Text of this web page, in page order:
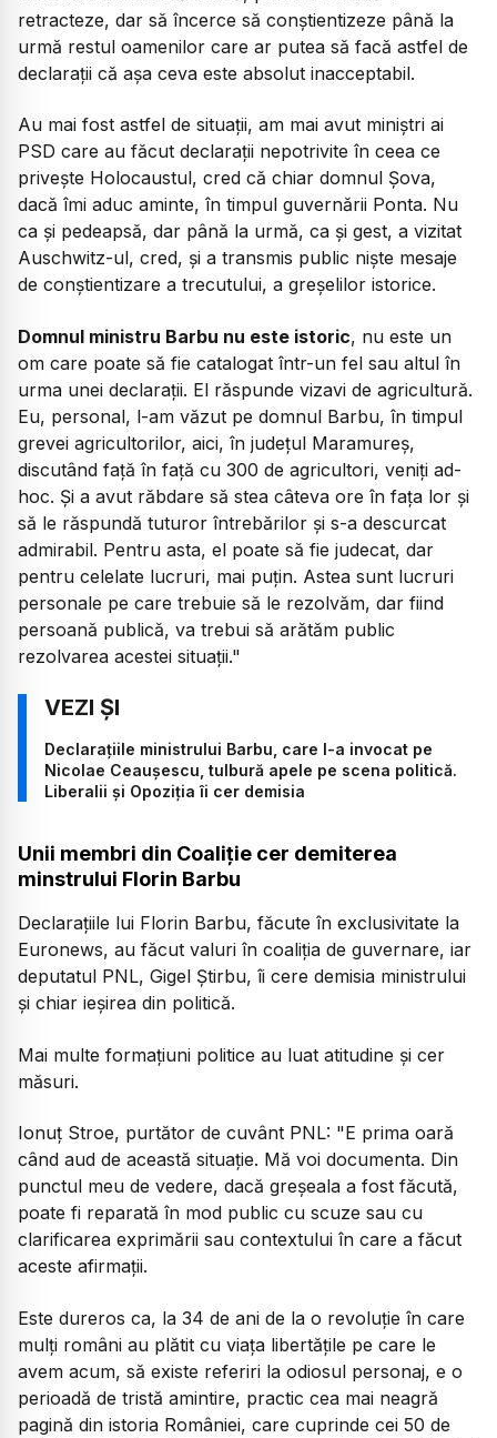
retracteze, dar să încerce să conștientizeze până la
urmă restul oamenilor care ar putea să facă astfel de
declarații că așa ceva este absolut inacceptabil.
Au mai fost astfel de situații, am mai avut miniștri ai
PSD care au făcut declarații nepotrivite în ceea ce
privește Holocaustul, cred că chiar domnul Șova,
dacă îmi aduc aminte, în timpul guvernării Ponta. Nu
ca și pedeapsă, dar până la urmă, ca și gest, a vizitat
Auschwitz-ul, cred, și a transmis public niște mesaje
de conștientizare a trecutului, a greșelilor istorice.
Domnul ministru Barbu nu este istoric, nu este un
om care poate să fie catalogat într-un fel sau altul în
urma unei declarații. El răspunde vizavi de agricultură.
Eu, personal, l-am văzut pe domnul Barbu, în timpul
grevei agricultorilor, aici, în județul Maramureș,
discutând față în față cu 300 de agricultori, veniți ad-
hoc. Și a avut răbdare să stea câteva ore în fața lor și
să le răspundă tuturor întrebărilor și s-a descurcat
admirabil. Pentru asta, el poate să fie judecat, dar
pentru celelate lucruri, mai puțin. Astea sunt lucruri
personale pe care trebuie să le rezolvăm, dar fiind
persoană publică, va trebui să arătăm public
rezolvarea acestei situații."
Declarațiile ministrului Barbu, care l-a invocat pe
Nicolae Ceaușescu, tulbură apele pe scena politică.
Liberalii și Opoziția îi cer demisia
Unii membri din Coaliție cer demiterea
minstrului Florin Barbu
Declarațiile lui Florin Barbu, făcute în exclusivitate la
Euronews, au făcut valuri în coaliția de guvernare, iar
deputatul PNL, Gigel Știrbu, îi cere demisia ministrului
și chiar ieșirea din politică.
Mai multe formațiuni politice au luat atitudine și cer
măsuri.
Ionuț Stroe, purtător de cuvânt PNL: "E prima oară
când aud de această situație. Mă voi documenta. Din
punctul meu de vedere, dacă greșeala a fost făcută,
poate fi reparată în mod public cu scuze sau cu
clarificarea exprimării sau contextului în care a făcut
aceste afirmații.
Este dureros ca, la 34 de ani de la o revoluție în care
mulți români au plătit cu viața libertățile pe care le
avem acum, să existe referiri la odiosul personaj, e o
perioadă de tristă amintire, practic cea mai neagră
pagină din istoria României, care cuprinde cei 50 de